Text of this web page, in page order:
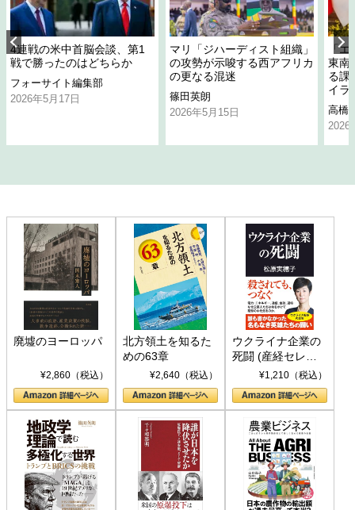
4連戦の米中首脳会談、第1
戦で勝ったのはどちらか
フォーサイト編集部
2026年5月17日
マリ「ジハーディスト組織」
の攻勢が示唆する西アフリカ
の更なる混迷
篠田英朗
2026年5月15日
「
東南
る課
イラ
高橋
2026
廃墟のヨーロッパ
¥2,860（税込）
北方領土を知るた
めの63章
¥2,640（税込）
ウクライナ企業の
死闘 (産経セレク
ト S 039)¥1,210（税込）